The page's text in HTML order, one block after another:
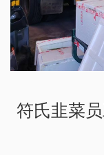
符氏韭菜